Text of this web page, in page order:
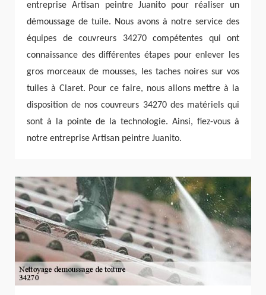
entreprise Artisan peintre Juanito pour réaliser un
démoussage de tuile. Nous avons à notre service des
équipes de couvreurs 34270 compétentes qui ont
connaissance des différentes étapes pour enlever les
gros morceaux de mousses, les taches noires sur vos
tuiles à Claret. Pour ce faire, nous allons mettre à la
disposition de nos couvreurs 34270 des matériels qui
sont à la pointe de la technologie. Ainsi, fiez-vous à
notre entreprise Artisan peintre Juanito.